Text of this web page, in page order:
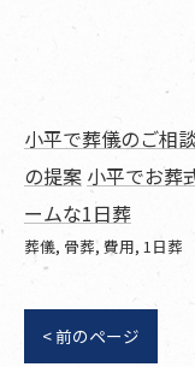
小平で葬儀のご相
の提案 小平でお葬
ームな1日葬
葬儀 骨葬 費用 1日葬
< 前のページ